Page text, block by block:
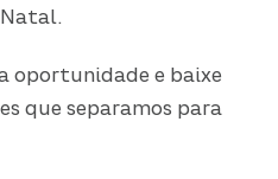
Natal.
oportunidade e baixe
que separamos para